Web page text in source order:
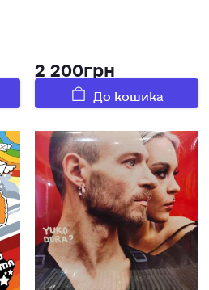
2 200грн
До кошика